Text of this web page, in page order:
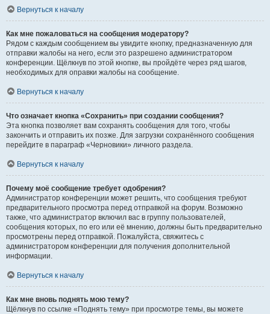
Вернуться к началу
Как мне пожаловаться на сообщения модератору?
Рядом с каждым сообщением вы увидите кнопку, предназначенную для
отправки жалобы на него, если это разрешено администратором
конференции. Щёлкнув по этой кнопке, вы пройдёте через ряд шагов,
необходимых для оправки жалобы на сообщение.
Вернуться к началу
Что означает кнопка «Сохранить» при создании сообщения?
Эта кнопка позволяет вам сохранять сообщения для того, чтобы
закончить и отправить их позже. Для загрузки сохранённого сообщения
перейдите в параграф «Черновики» личного раздела.
Вернуться к началу
Почему моё сообщение требует одобрения?
Администратор конференции может решить, что сообщения требуют
предварительного просмотра перед отправкой на форум. Возможно
также, что администратор включил вас в группу пользователей,
сообщения которых, по его или её мнению, должны быть предварительно
просмотрены перед отправкой. Пожалуйста, свяжитесь с
администратором конференции для получения дополнительной
информации.
Вернуться к началу
Как мне вновь поднять мою тему?
Щёлкнув по ссылке «Поднять тему» при просмотре темы, вы можете